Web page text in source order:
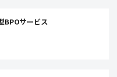
BPOサービス